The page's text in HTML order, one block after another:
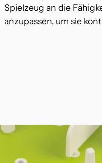
Spielzeug an die
anzupassen, um sie